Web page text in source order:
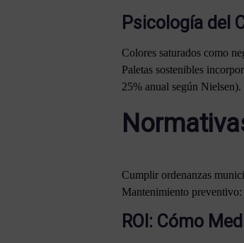
Psicología del
Colores saturados como
Paletas sostenibles
25% anual según Nielsen).
Cumplir ordenanzas
Mantenimiento
ROI: Cómo